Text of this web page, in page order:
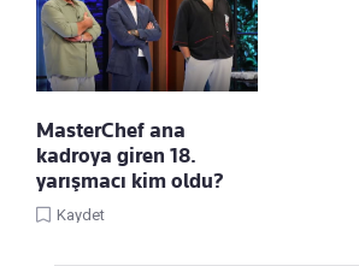
MasterChef ana
kadroya giren 18.
yarışmacı kim oldu?
Kaydet